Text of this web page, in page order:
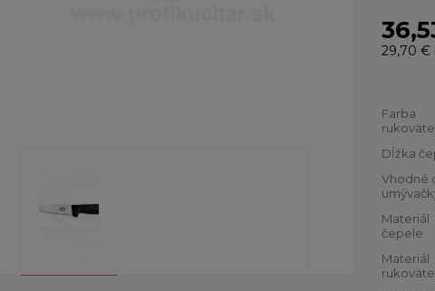
29,70 €
Farba
rukoväte
Dĺžka
Vhodné
Materiál
čepele
Materiál
rukoväte